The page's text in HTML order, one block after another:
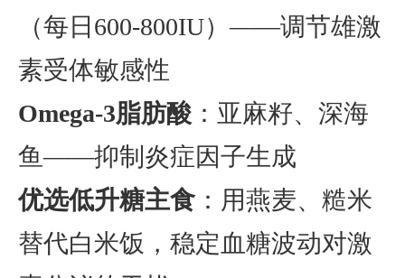
（每日600-800IU）——调节雄激
素受体敏感性
Omega-3脂肪酸 ：亚麻籽、深海
鱼——抑制炎症因子生成
优选低升糖主食：用燕麦、糙米
替代白米饭，稳定血糖波动对激